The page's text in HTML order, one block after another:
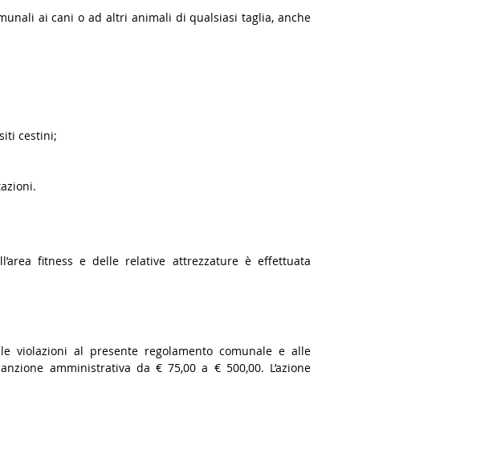
ai cani o ad altri animali di qualsiasi taglia, anche
cestini;
fitness e delle relative attrezzature è effettuata
violazioni al presente regolamento comunale e alle
amministrativa da € 75,00 a € 500,00. L’azione